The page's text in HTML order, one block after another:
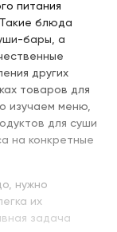
питания
блюда
бары, а
других
товаров для
изучаем меню,
для суши
на конкретные
нужно
их
задача